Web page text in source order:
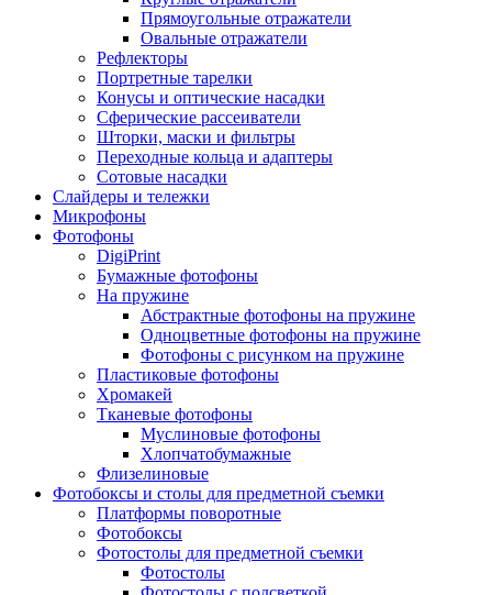
Прямоугольные отражатели
Овальные отражатели
Рефлекторы
Портретные тарелки
Конусы и оптические насадки
Сферические рассеиватели
Шторки, маски и фильтры
Переходные кольца и адаптеры
Сотовые насадки
Слайдеры и тележки
Микрофоны
Фотофоны
DigiPrint
Бумажные фотофоны
На пружине
Абстрактные фотофоны на пружине
Одноцветные фотофоны на пружине
Фотофоны с рисунком на пружине
Пластиковые фотофоны
Хромакей
Тканевые фотофоны
Муслиновые фотофоны
Хлопчатобумажные
Флизелиновые
Фотобоксы и столы для предметной съемки
Платформы поворотные
Фотобоксы
Фотостолы для предметной съемки
Фотостолы